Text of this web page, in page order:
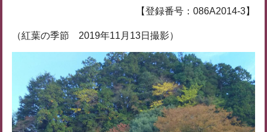
【登録番号：086A2014-3】
（紅葉の季節 2019年11月13日撮影）